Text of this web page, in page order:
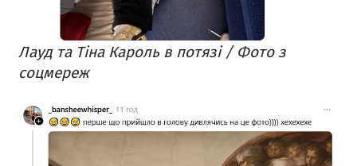
Лауд та Тіна Кароль в потязі / Фото з
соцмереж